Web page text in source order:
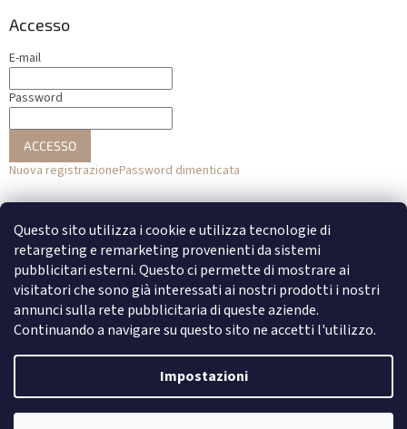
Questo sito utilizza i cookie e utilizza tecnologie di
retargeting e remarketing provenienti da sistemi
pubblicitari esterni. Questo ci permette di mostrare ai
visitatori che sono già interessati ai nostri prodotti i nostri
annunci sulla rete pubblicitaria di queste aziende.
Continuando a navigare su questo sito ne accetti l'utilizzo.
Impostazioni
Accesso
E-mail
Password
ACCESSO
Nuova registrazionePassword dimenticata
o
Accesso con Facebook
Accesso con Google
Copyright 2026DENATO. Tutti i diritti riservati.Modifica delle